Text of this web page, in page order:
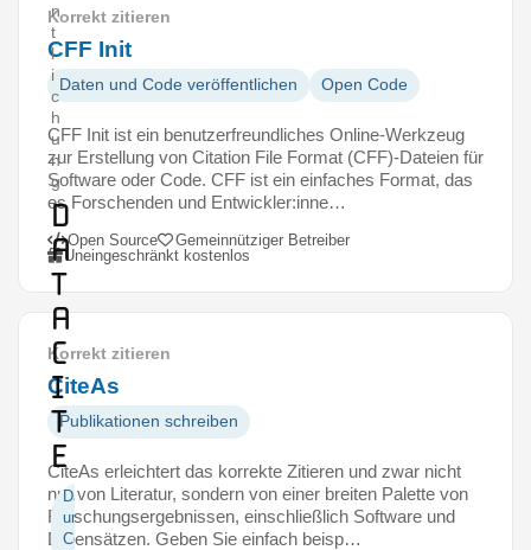
n
t
l
i
c
h
u
n
g
D
a
t
a
C
i
t
e
Daten
und
Code
Korrekt zitieren
CFF Init
Daten und Code veröffentlichen Open Code
CFF Init ist ein benutzerfreundliches Online-Werkzeug
zur Erstellung von Citation File Format (CFF)-Dateien für
Software oder Code. CFF ist ein einfaches Format, das
es Forschenden und Entwickler:inne…
Open Source
Gemeinnütziger Betreiber
Uneingeschränkt kostenlos
Korrekt zitieren
CiteAs
Publikationen schreiben
CiteAs erleichtert das korrekte Zitieren und zwar nicht
nur von Literatur, sondern von einer breiten Palette von
Forschungsergebnissen, einschließlich Software und
Datensätzen. Geben Sie einfach beisp…